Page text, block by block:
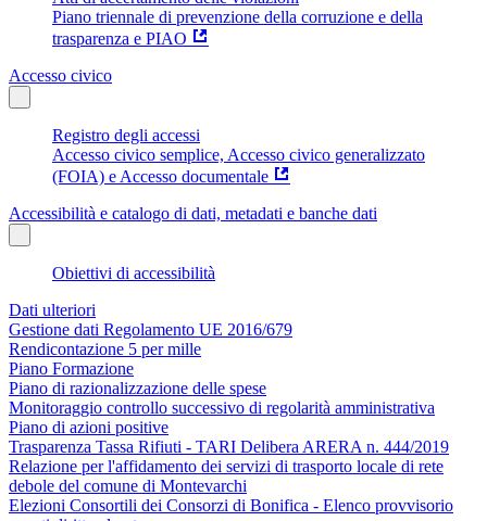
Piano triennale di prevenzione della corruzione e della
trasparenza e PIAO
Accesso civico
Registro degli accessi
Accesso civico semplice, Accesso civico generalizzato
(FOIA) e Accesso documentale
Accessibilità e catalogo di dati, metadati e banche dati
Obiettivi di accessibilità
Dati ulteriori
Gestione dati Regolamento UE 2016/679
Rendicontazione 5 per mille
Piano Formazione
Piano di razionalizzazione delle spese
Monitoraggio controllo successivo di regolarità amministrativa
Piano di azioni positive
Trasparenza Tassa Rifiuti - TARI Delibera ARERA n. 444/2019
Relazione per l'affidamento dei servizi di trasporto locale di rete
debole del comune di Montevarchi
Elezioni Consortili dei Consorzi di Bonifica - Elenco provvisorio